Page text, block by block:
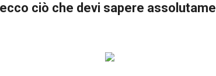
ecco ciò che devi sapere